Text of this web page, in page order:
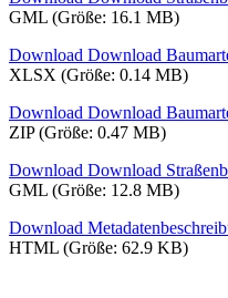
GML (Größe: 16.1 MB)
Download Download
XLSX (Größe: 0.14 MB)
Download Download
ZIP (Größe: 0.47 MB)
Download Download
GML (Größe: 12.8 MB)
Download
HTML (Größe: 62.9 KB)